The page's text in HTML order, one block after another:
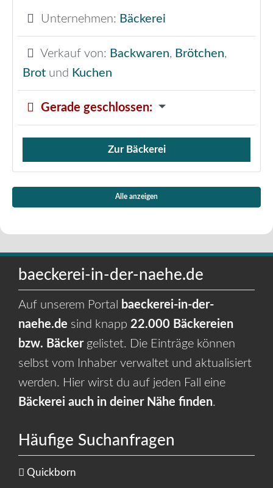
Unternehmen: Bäckerei
Verkauf von: Backwaren, Brötchen,
Brot und Kuchen
Gerade geschlossen:
Verkauf von Brötchen,
Zur Bäckerei
Alle anzeigen
baeckerei-in-der-naehe.de
Auf unserem Portal
baeckerei-in-der-
naehe.de sind knapp 22.000 Bäckereien
bzw. Bäckergelistet. Die Einträge können
selbst vom Inhaber verwaltet und aktualisiert
werden. Hier wirst du auf jeden Fall eine
Bäckerei auch in deiner Nähe finden.
Häufige Suchanfragen
Quickborn